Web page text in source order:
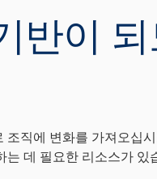
반이
직에 변화를 가져오십
데 필요한 리소스가 있